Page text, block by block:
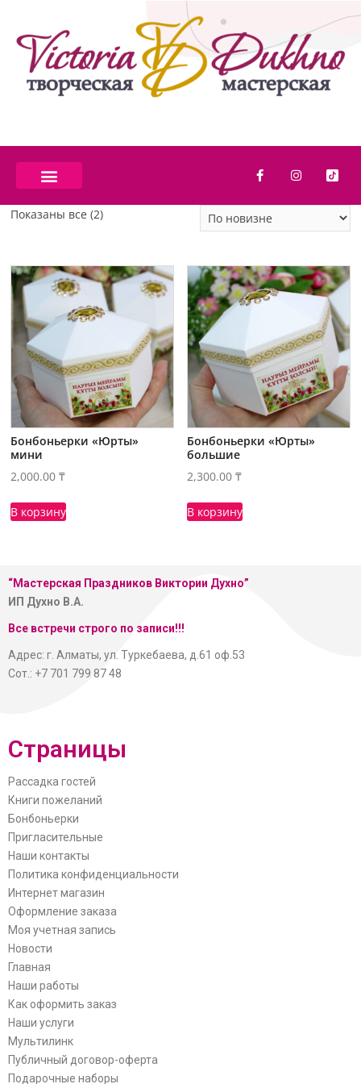
Показаны все (2)
Бонбоньерки «Юрты»
мини
2,000.00₸
В корзину
Бонбоньерки «Юрты»
большие
2,300.00₸
В корзину
“Мастерская Праздников Виктории Духно”
ИП Духно В.А.
Все встречи строго по записи!!!
Адрес: г. Алматы, ул. Туркебаева, д.61 оф.53
Сот.: +7 701 799 87 48
Страницы
Рассадка гостей
Книги пожеланий
Бонбоньерки
Пригласительные
Наши контакты
Политика конфиденциальности
Интернет магазин
Оформление заказа
Моя учетная запись
Новости
Главная
Наши работы
Как оформить заказ
Наши услуги
Мультилинк
Публичный договор-оферта
Подарочные наборы